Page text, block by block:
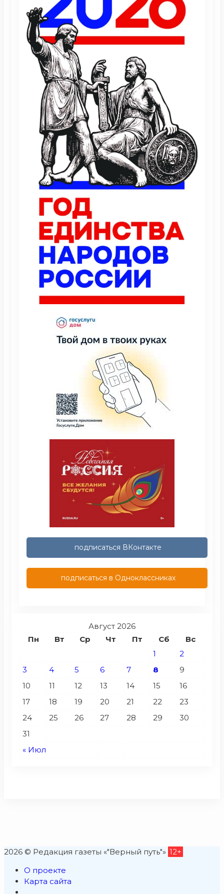
подписаться ВКонтакте
подписаться в Одноклассниках
Август 2026
Пн
Вт Ср Чт Пт Сб Вс
« Июл
1
2
3
4 5 6 7 8
9
10
11 12 13 14 15
16
17
18 19 20 21 22
23
24
25 26 27 28 29
30
31
2026 © Редакция газеты «"Верный путь"» 12+
О проекте
Карта сайта